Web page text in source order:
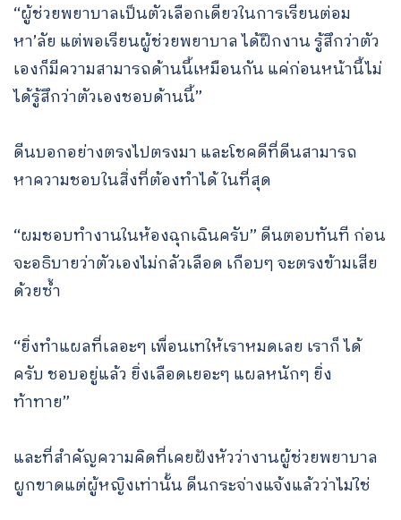
“ผู้ช่วยพยาบาลเป็นตัวเลือกเดียวในการเรียนต่อม
หา’ลัย แต่พอเรียนผู้ช่วยพยาบาล ได้ฝึกงาน รู้สึกว่าตัว
เองก็มีความสามารถด้านนี้เหมือนกัน แค่ก่อนหน้านี้ไม่
ได้รู้สึกว่าตัวเองชอบด้านนี้”
ดีนบอกอย่างตรงไปตรงมา และโชคดีที่ดีนสามารถ
หาความชอบในสิ่งที่ต้องทำได้ ในที่สุด
“ผมชอบทำงานในห้องฉุกเฉินครับ” ดีนตอบทันที ก่อน
จะอธิบายว่าตัวเองไม่กลัวเลือด เกือบๆ จะตรงข้ามเสีย
ด้วยซ้ำ
“ยิ่งทำแผลที่เลอะๆ เพื่อนเทให้เราหมดเลย เราก็ ได้
ครับ ชอบอยู่แล้ว ยิ่งเลือดเยอะๆ แผลหนักๆ ยิ่ง
ท้าทาย”
และที่สำคัญความคิดที่เคยฝังหัวว่างานผู้ช่วยพยาบาล
ผูกขาดแต่ผู้หญิงเท่านั้น ดีนกระจ่างแจ้งแล้วว่าไม่ใช่